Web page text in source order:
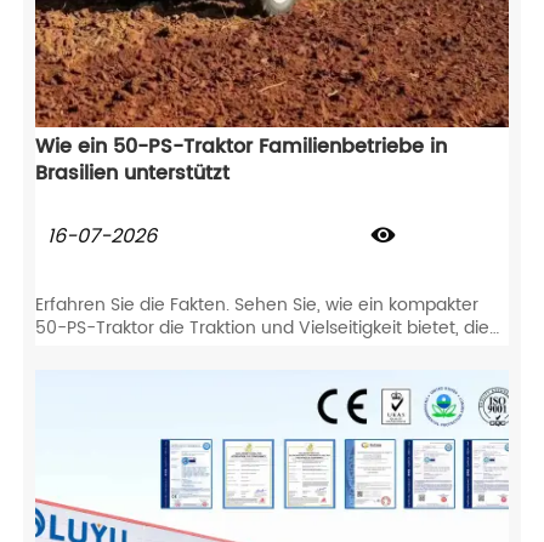
Wie ein 50-PS-Traktor Familienbetriebe in
Brasilien unterstützt
16-07-2026

Erfahren Sie die Fakten. Sehen Sie, wie ein kompakter
50-PS-Traktor die Traktion und Vielseitigkeit bietet, die